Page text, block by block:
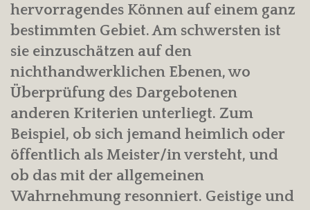
hervorragendes Können auf einem ganz
bestimmten Gebiet. Am schwersten ist
sie einzuschätzen auf den
nichthandwerklichen Ebenen, wo
Überprüfung des Dargebotenen
anderen Kriterien unterliegt. Zum
Beispiel, ob sich jemand heimlich oder
öffentlich als Meister/in versteht, und
ob das mit der allgemeinen
Wahrnehmung resonniert. Geistige und